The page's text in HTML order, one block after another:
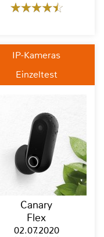
IP-Kameras
Einzeltest
Canary
Flex
02.07.2020